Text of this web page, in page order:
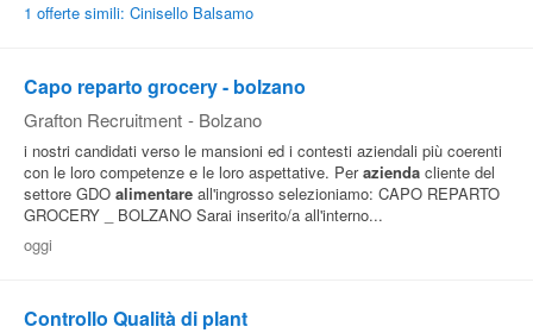
1 offerte simili: Cinisello Balsamo
Capo reparto grocery - bolzano
Grafton Recruitment - Bolzano
i nostri candidati verso le mansioni ed i contesti aziendali più coerenti
con le loro competenze e le loro aspettative. Perazienda cliente del
settore GDO alimentare all'ingrosso selezioniamo: CAPO REPARTO
GROCERY _ BOLZANO Sarai inserito/a all'interno...
oggi
Controllo Qualità di plant